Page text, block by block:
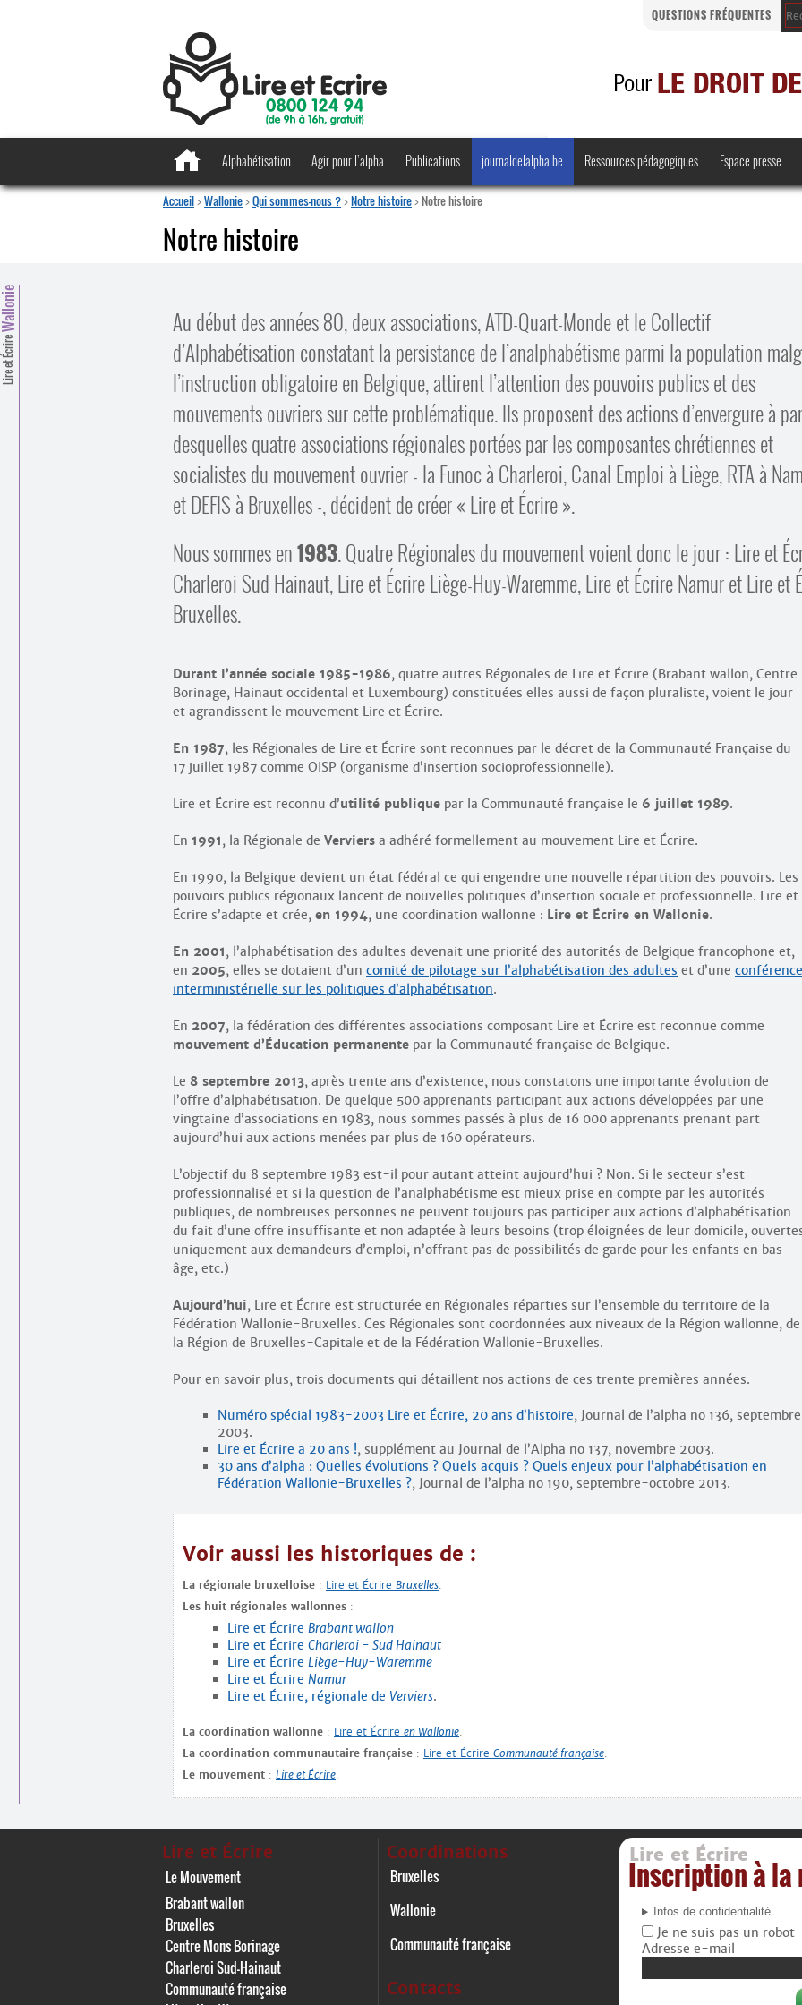
QUESTIONS FRÉQUENTES
Alphabétisation Agir pour l’alpha Publications journaldelalpha.be Ressources pédagogiques
Bienvenue en Belgique
Espace presse
Accueil>Wallonie>Qui sommes-nous ?>Notre histoire>Notre histoire
Notre histoire
Lire et Écrire
Au début des années 80, deux associations, ATD-Quart-Monde et le Collectif
d’Alphabétisation constatant la persistance de l’analphabétisme parmi la population
l’instruction obligatoire en Belgique, attirent l’attention des pouvoirs publics et des
mouvements ouvriers sur cette problématique. Ils proposent des actions d’envergure à
desquelles quatre associations régionales portées par les composantes chrétiennes et
socialistes du mouvement ouvrier - la Funoc à Charleroi, Canal Emploi à Liège, RTA à
et DEFIS à Bruxelles -, décident de créer « Lire et Écrire ».
Nous sommes en1983. Quatre Régionales du mouvement voient donc le jour : Lire et
Charleroi Sud Hainaut, Lire et Écrire Liège-Huy-Waremme, Lire et Écrire Namur et Lire et
Bruxelles.
Durant l’année sociale 1985-1986, quatre autres Régionales de Lire et Écrire (Brabant wallon, Centre
Borinage, Hainaut occidental et Luxembourg) constituées elles aussi de façon pluraliste, voient le jour
et agrandissent le mouvement Lire et Écrire.
En 1987, les Régionales de Lire et Écrire sont reconnues par le décret de la Communauté Française du
17 juillet 1987 comme OISP (organisme d’insertion socio­professionnelle).
Lire et Écrire est reconnu d’utilité publique par la Communauté française le 6 juillet 1989.
En 1991, la Régionale de Verviers a adhéré formellement au mouvement Lire et Écrire.
En 1990, la Belgique devient un état fédéral ce qui engendre une nouvelle répartition des pouvoirs. Les
pouvoirs publics régionaux lancent de nouvelles politiques d’insertion sociale et professionnelle. Lire et
Écrire s’adapte et crée, en 1994, une coordination wallonne : Lire et Écrire en Wallonie.
En 2001, l’alphabétisation des adultes devenait une priorité des autorités de Belgique francophone et,
en 2005, elles se dotaient d’un comité de pilotage sur l’alphabétisation des adultes et d’une conférence
interministérielle sur les politiques d’alphabétisation.
En 2007, la fédération des différentes associations composant Lire et Écrire est reconnue comme
mouvement d’Éducation permanente par la Communauté française de Belgique.
Le 8 septembre 2013, après trente ans d’existence, nous constatons une importante évolution de
l’offre d’alphabétisation. De quelque 500 apprenants participant aux actions développées par une
vingtaine d’associations en 1983, nous sommes passés à plus de 16 000 apprenants prenant part
aujourd’hui aux actions menées par plus de 160 opérateurs.
L’objectif du 8 septembre 1983 est-il pour autant atteint aujourd’hui ? Non. Si le secteur s’est
professionnalisé et si la question de l’analphabétisme est mieux prise en compte par les autorités
publiques, de nombreuses personnes ne peuvent toujours pas participer aux actions d’alphabétisation
du fait d’une offre insuffisante et non adaptée à leurs besoins (trop éloignées de leur domicile,
uniquement aux demandeurs d’emploi, n’offrant pas de possibilités de garde pour les enfants en bas
âge, etc.)
Aujourd’hui, Lire et Écrire est structurée en Régionales réparties sur l’ensemble du territoire de la
Fédération Wallonie-Bruxelles. Ces Régionales sont coordonnées aux niveaux de la Région wallonne, de
la Région de Bruxelles-Capitale et de la Fédération Wallonie-Bruxelles.
Pour en savoir plus, trois documents qui détaillent nos actions de ces trente premières années.
Numéro spécial 1983-2003 Lire et Écrire, 20 ans d’histoire, Journal de l’alpha no 136, septembre
2003.
Lire et Écrire a 20 ans !, supplément au Journal de l’Alpha no 137, novembre 2003.
30 ans d’alpha : Quelles évolutions ? Quels acquis ? Quels enjeux pour l’alphabétisation en
Fédération Wallonie-Bruxelles ?, Journal de l’alpha no 190, septembre-octobre 2013.
Voir aussi les historiques de :
La régionale bruxelloise : Lire et Écrire Bruxelles.
Les huit régionales wallonnes :
Lire et Écrire Brabant wallon
Lire et Écrire Charleroi - Sud Hainaut
Lire et Écrire Liège-Huy-Waremme
Lire et Écrire Namur
Lire et Écrire, régionale de Verviers.
La coordination wallonne : Lire et Écrire en Wallonie.
La coordination communautaire française : Lire et Écrire Communauté française.
Le mouvement : Lire et Écrire.
Lire et Écrire
Le Mouvement
Brabant wallon
Bruxelles
Centre Mons Borinage
Charleroi Sud-Hainaut
Communauté française
Coordinations
Bruxelles
Wallonie
Communauté française
Contacts
Lire et Écrire
Inscription à la
Infos de confidentialité
Je ne suis pas un robot
Adresse e-mail